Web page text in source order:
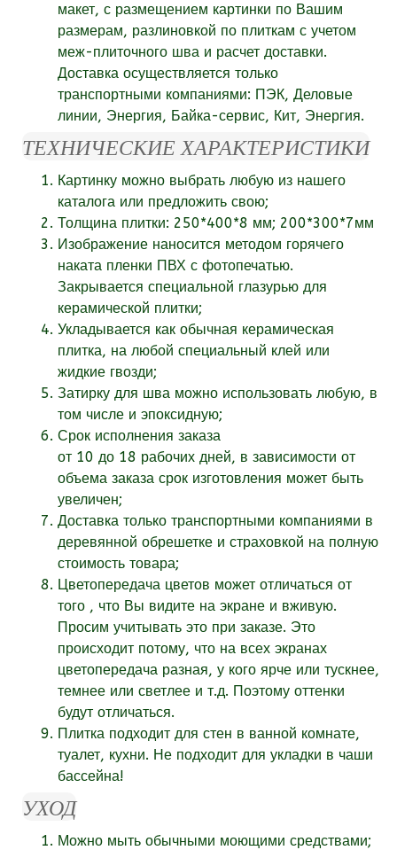
макет, с размещением картинки по Вашим
размерам, разлиновкой по плиткам с учетом
меж-плиточного шва и расчет доставки.
Доставка осуществляется только
транспортными компаниями: ПЭК, Деловые
линии, Энергия, Байка-сервис, Кит, Энергия.
ТЕХНИЧЕСКИЕ ХАРАКТЕРИСТИКИ
Картинку можно выбрать любую из нашего
каталога или предложить свою;
Толщина плитки: 250*400*8 мм; 200*300*7мм
Изображение наносится методом горячего
наката пленки ПВХ с фотопечатью.
Закрывается специальной глазурью для
керамической плитки;
Укладывается как обычная керамическая
плитка, на любой специальный клей или
жидкие гвозди;
Затирку для шва можно использовать любую, в
том числе и эпоксидную;
Срок исполнения заказа
от 10 до 18 рабочих дней, в зависимости от
объема заказа срок изготовления может быть
увеличен;
Доставка только транспортными компаниями в
деревянной обрешетке и страховкой на полную
стоимость товара;
Цветопередача цветов может отличаться от
того , что Вы видите на экране и вживую.
Просим учитывать это при заказе. Это
происходит потому, что на всех экранах
цветопередача разная, у кого ярче или тускнее,
темнее или светлее и т.д. Поэтому оттенки
будут отличаться.
Плитка подходит для стен в ванной комнате,
туалет, кухни. Не подходит для укладки в чаши
бассейна!
УХОД
Можно мыть обычными моющими средствами;